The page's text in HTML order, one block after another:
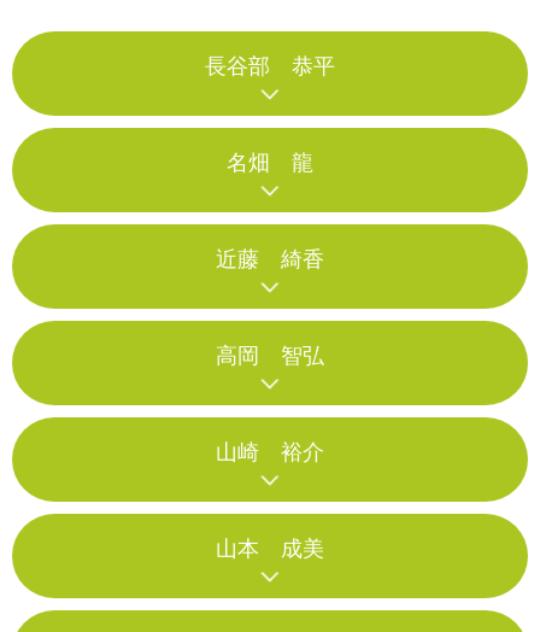
長谷部 恭平
名畑 龍
近藤 綺香
高岡 智弘
山崎 裕介
山本 成美